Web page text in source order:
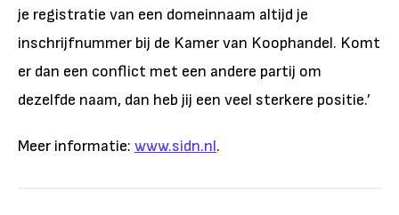
je registratie van een domeinnaam altijd je
inschrijfnummer bij de Kamer van Koophandel. Komt
er dan een conflict met een andere partij om
dezelfde naam, dan heb jij een veel sterkere positie.’
Meer informatie: www.sidn.nl.